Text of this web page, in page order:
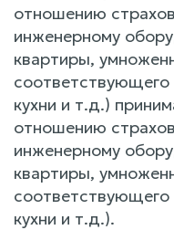
отношению
инженерному
квартиры,
кухни и т.д.)
отношению
инженерному
квартиры,
кухни и т.д.).